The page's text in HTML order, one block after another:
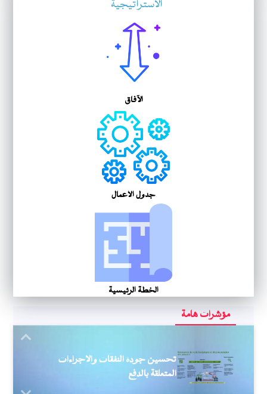
الاستراتيجية
الآفاق
جدول الأعمال
الخطة الرئيسية
مؤشرات هامة
تحسين جودة النفقات والإجراءات
المتعلقة بالدفع
Next